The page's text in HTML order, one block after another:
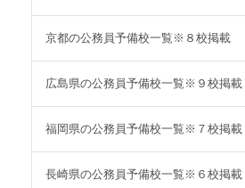
京都の公務員予備校一覧※８校掲載
広島県の公務員予備校一覧※９校掲載
福岡県の公務員予備校一覧※７校掲載
長崎県の公務員予備校一覧※６校掲載